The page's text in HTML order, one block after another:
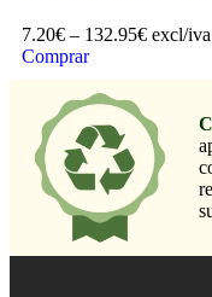
7.20€ – 132.95€ excl/iva
Comprar